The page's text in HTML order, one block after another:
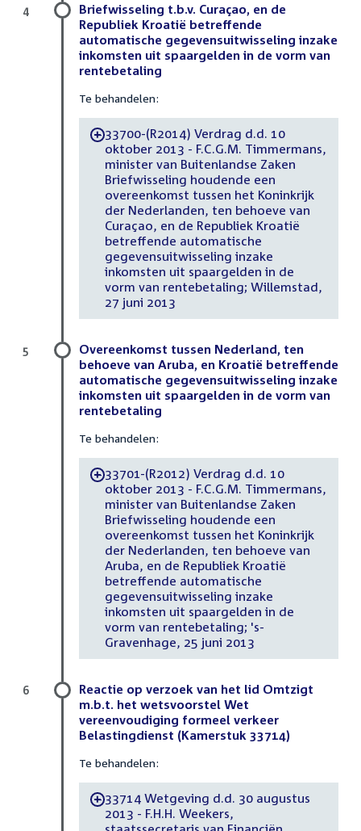
Briefwisseling t.b.v. Curaçao, en de
Republiek Kroatië betreffende
automatische gegevensuitwisseling inzake
inkomsten uit spaargelden in de vorm van
rentebetaling
Te behandelen:
-33700-(R2014) Verdrag d.d. 10
oktober 2013 - F.C.G.M. Timmermans,
minister van Buitenlandse Zaken
Briefwisseling houdende een
overeenkomst tussen het Koninkrijk
der Nederlanden, ten behoeve van
Curaçao, en de Republiek Kroatië
betreffende automatische
gegevensuitwisseling inzake
inkomsten uit spaargelden in de
vorm van rentebetaling; Willemstad,
27 juni 2013
4
Overeenkomst tussen Nederland, ten
behoeve van Aruba, en Kroatië betreffende
automatische gegevensuitwisseling inzake
inkomsten uit spaargelden in de vorm van
rentebetaling
Te behandelen:
-33701-(R2012) Verdrag d.d. 10
oktober 2013 - F.C.G.M. Timmermans,
minister van Buitenlandse Zaken
Briefwisseling houdende een
overeenkomst tussen het Koninkrijk
der Nederlanden, ten behoeve van
Aruba, en de Republiek Kroatië
betreffende automatische
gegevensuitwisseling inzake
inkomsten uit spaargelden in de
vorm van rentebetaling; 's-
Gravenhage, 25 juni 2013
5
Reactie op verzoek van het lid Omtzigt
m.b.t. het wetsvoorstel Wet
vereenvoudiging formeel verkeer
Belastingdienst (Kamerstuk 33714)
Te behandelen:
-33714 Wetgeving d.d. 30 augustus
2013 - F.H.H. Weekers,
6